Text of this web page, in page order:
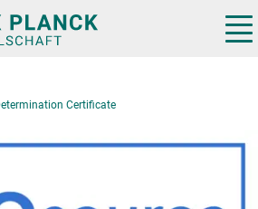
Certificate